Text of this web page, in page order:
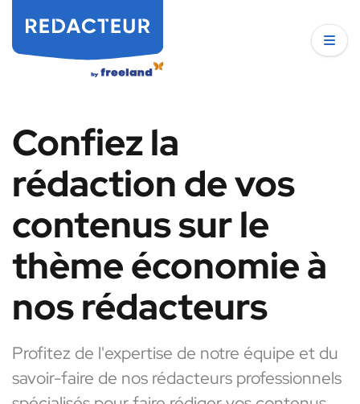
Confiez la
rédaction de vos
contenus sur le
thème économie à
nos rédacteurs
Profitez de l'expertise de notre équipe et du
savoir-faire de nos rédacteurs professionnels